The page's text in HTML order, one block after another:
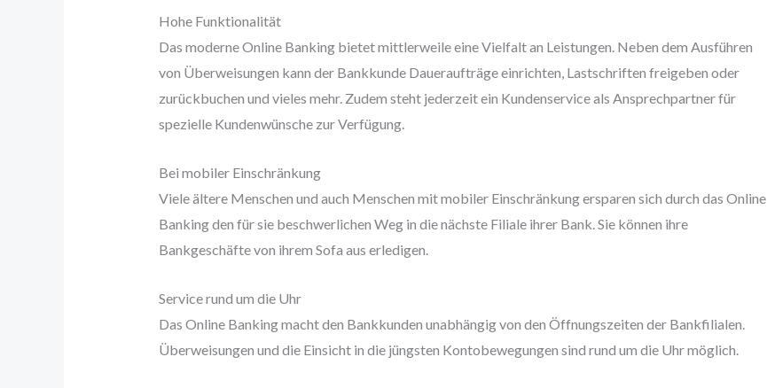
Hohe Funktionalität
Das moderne Online Banking bietet mittlerweile eine Vielfalt an Leistungen. Neben dem Ausführen
von Überweisungen kann der Bankkunde Daueraufträge einrichten, Lastschriften freigeben oder
zurückbuchen und vieles mehr. Zudem steht jederzeit ein Kundenservice als Ansprechpartner für
spezielle Kundenwünsche zur Verfügung.
Bei mobiler Einschränkung
Viele ältere Menschen und auch Menschen mit mobiler Einschränkung ersparen sich durch das Online
Banking den für sie beschwerlichen Weg in die nächste Filiale ihrer Bank. Sie können ihre
Bankgeschäfte von ihrem Sofa aus erledigen.
Service rund um die Uhr
Das Online Banking macht den Bankkunden unabhängig von den Öffnungszeiten der Bankfilialen.
Überweisungen und die Einsicht in die jüngsten Kontobewegungen sind rund um die Uhr möglich.